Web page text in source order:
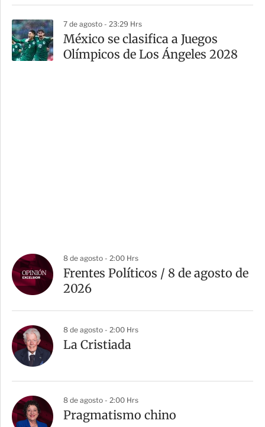
7 de agosto - 23:29 Hrs
México se clasifica a Juegos
Olímpicos de Los Ángeles 2028
8 de agosto - 2:00 Hrs
Frentes Políticos / 8 de agosto de
2026
8 de agosto - 2:00 Hrs
La Cristiada
8 de agosto - 2:00 Hrs
Pragmatismo chino